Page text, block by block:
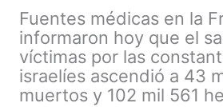
Fuentes médicas en la
informaron hoy que el
víctimas por las
israelíes ascendió a 43
muertos y 102 mil 561